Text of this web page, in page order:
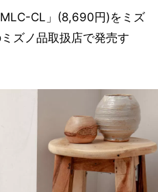
CL」(8,690円)をミズ
ズノ品取扱店で発売す